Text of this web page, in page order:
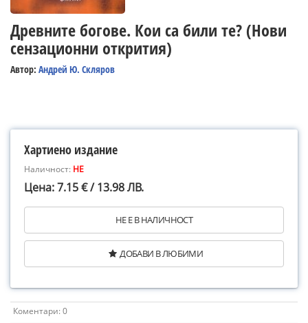
Древните богове. Кои са били те? (Нови
сензационни открития)
Автор: Андрей Ю. Скляров
Хартиено издание
Наличност: НЕ
Цена: 7.15 € / 13.98 ЛВ.
НЕ Е В НАЛИЧНОСТ
ДОБАВИ В ЛЮБИМИ
Коментари: 0